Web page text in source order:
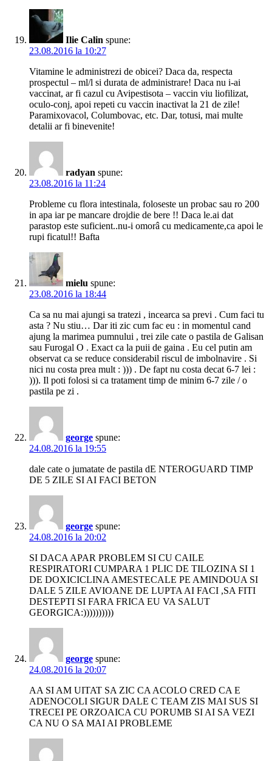
Ilie Calin spune:
23.08.2016 la 10:27
Vitamine le administrezi de obicei? Daca da, respecta
prospectul – ml/l si durata de administrare! Daca nu i-ai
vaccinat, ar fi cazul cu Avipestisota – vaccin viu liofilizat,
oculo-conj, apoi repeti cu vaccin inactivat la 21 de zile!
Paramixovacol, Columbovac, etc. Dar, totusi, mai multe
detalii ar fi binevenite!
radyan spune:
23.08.2016 la 11:24
Probleme cu flora intestinala, foloseste un probac sau ro 200
in apa iar pe mancare drojdie de bere !! Daca le.ai dat
parastop este suficient..nu-i omorâ cu medicamente,ca apoi le
rupi ficatul!! Bafta
mielu spune:
23.08.2016 la 18:44
Ca sa nu mai ajungi sa tratezi , incearca sa previ . Cum faci tu
asta ? Nu stiu… Dar iti zic cum fac eu : in momentul cand
ajung la marimea pumnului , trei zile cate o pastila de Galisan
sau Furogal O . Exact ca la puii de gaina . Eu cel putin am
observat ca se reduce considerabil riscul de imbolnavire . Si
nici nu costa prea mult : ))) . De fapt nu costa decat 6-7 lei :
))). Il poti folosi si ca tratament timp de minim 6-7 zile / o
pastila pe zi .
george spune:
24.08.2016 la 19:55
dale cate o jumatate de pastila dE NTEROGUARD TIMP
DE 5 ZILE SI AI FACI BETON
george spune:
24.08.2016 la 20:02
SI DACA APAR PROBLEM SI CU CAILE
RESPIRATORI CUMPARA 1 PLIC DE TILOZINA SI 1
DE DOXICICLINA AMESTECALE PE AMINDOUA SI
DALE 5 ZILE AVIOANE DE LUPTA AI FACI ,SA FITI
DESTEPTI SI FARA FRICA EU VA SALUT
GEORGICA:))))))))))
george spune:
24.08.2016 la 20:07
AA SI AM UITAT SA ZIC CA ACOLO CRED CA E
ADENOCOLI SIGUR DALE C TEAM ZIS MAI SUS SI
TRECEI PE ORZOAICA CU PORUMB SI AI SA VEZI
CA NU O SA MAI AI PROBLEME